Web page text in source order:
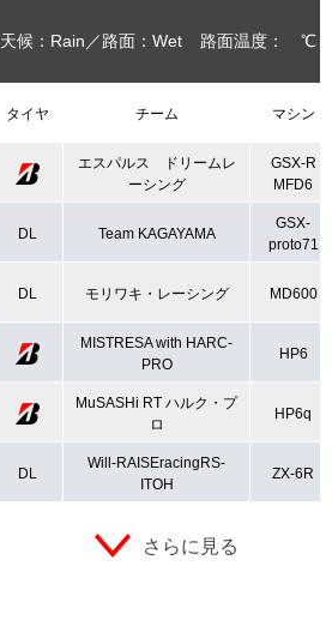
天候：Rain 路面：Wet
路面温度： ℃
タイヤ チーム マシン
エスパルス ドリームレ
ーシング
GSX-R
MFD6
DL Team KAGAYAMA
GSX-
proto71
DL モリワキ・レーシング MD600
MISTRESA with HARC-
PRO
HP6
MuSASHi RT ハルク・プ
ロ
HP6q
DL
Will-RAISEracingRS-
ITOH
ZX-6R
さらに見る